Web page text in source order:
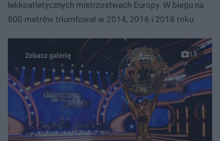
lekkoatletycznych mistrzostwach Europy. W biegu na
800 metrów triumfował w 2014, 2016 i 2018 roku.
13